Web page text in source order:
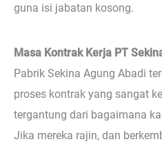
guna isi jabatan kosong.
Masa Kontrak Kerja PT
Pabrik Sekina Agung Abadi
proses kontrak yang sangat
tergantung dari bagaimana
Jika mereka rajin, dan